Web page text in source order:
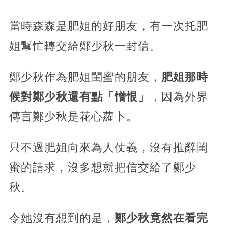
當時森森是肥姐的好朋友，有一次托肥
姐幫忙轉交給鄭少秋一封信。
鄭少秋作為肥姐閨蜜的朋友， 肥姐那時
候對鄭少秋還有點「憎恨」
，因為外界
傳言鄭少秋是花心蘿卜。
只不過肥姐向來為人仗義，沒有推辭閨
蜜的請求，沒多想就把信交給了鄭少
秋。
令她沒有想到的是， 鄭少秋竟然在看完